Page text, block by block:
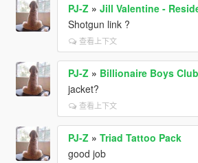
PJ-Z » Jill Valentine -
Shotgun link ?
查看上下文
PJ-Z » Billionaire Boys
jacket?
查看上下文
PJ-Z » Triad Tattoo Pack
good job